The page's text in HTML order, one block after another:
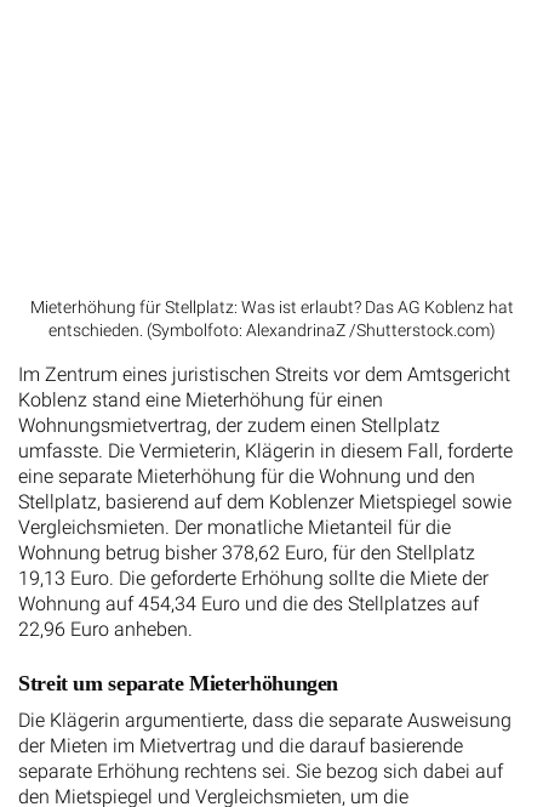
Mieterhöhung für Stellplatz: Was ist erlaubt? Das AG Koblenz hat
entschieden. (Symbolfoto: AlexandrinaZ /Shutterstock.com)
Im Zentrum eines juristischen Streits vor dem Amtsgericht
Koblenz stand eine Mieterhöhung für einen
Wohnungsmietvertrag, der zudem einen Stellplatz
umfasste. Die Vermieterin, Klägerin in diesem Fall, forderte
eine separate Mieterhöhung für die Wohnung und den
Stellplatz, basierend auf dem Koblenzer Mietspiegel sowie
Vergleichsmieten. Der monatliche Mietanteil für die
Wohnung betrug bisher 378,62 Euro, für den Stellplatz
19,13 Euro. Die geforderte Erhöhung sollte die Miete der
Wohnung auf 454,34 Euro und die des Stellplatzes auf
22,96 Euro anheben.
Streit um separate Mieterhöhungen
Die Klägerin argumentierte, dass die separate Ausweisung
der Mieten im Mietvertrag und die darauf basierende
separate Erhöhung rechtens sei. Sie bezog sich dabei auf
den Mietspiegel und Vergleichsmieten, um die